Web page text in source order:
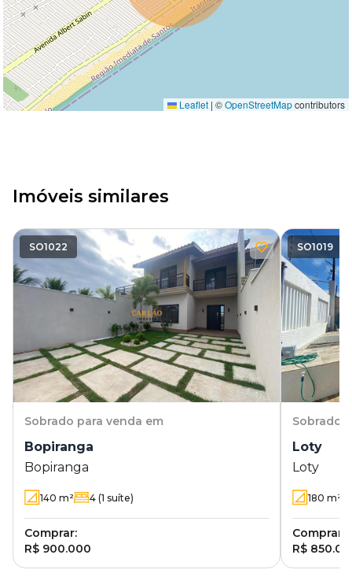
Leaflet | ©OpenStreetMapcontributors
Imóveis similares
SO1022
Sobrado para venda em
Bopiranga
Bopiranga
140 m² 4 (1 suíte)
Comprar:
R$ 900.000
SO1019
Sobrado
Loty
Loty
180 m²
Comprar:
R$